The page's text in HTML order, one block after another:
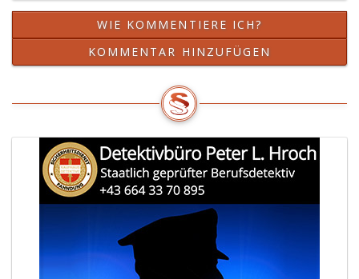
WIE KOMMENTIERE ICH?
KOMMENTAR HINZUFÜGEN